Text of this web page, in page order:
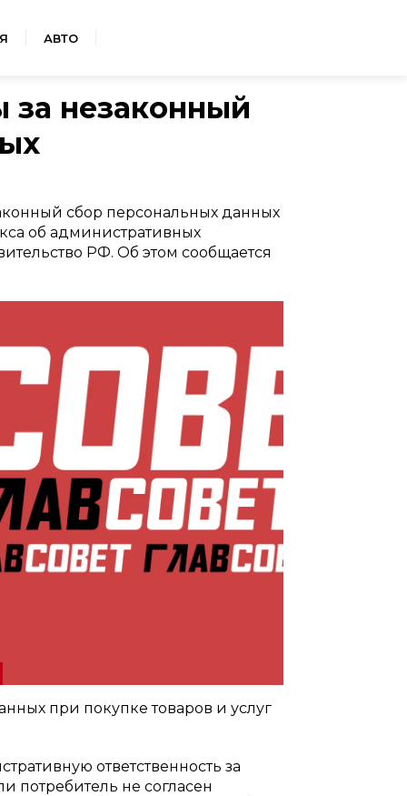
АВТО
незаконный
сбор персональных данных
об административных
РФ. Об этом сообщается
при покупке товаров и услуг
ответственность за
потребитель не согласен